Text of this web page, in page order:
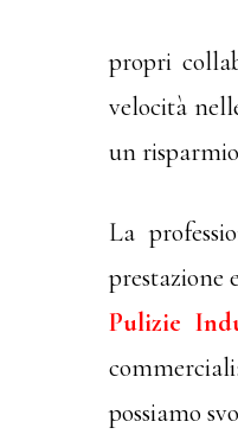
propri
velocità
un
La
prestazione
Pulizie
possiamo